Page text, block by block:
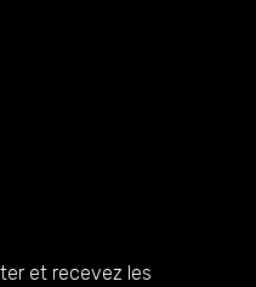
et recevez les